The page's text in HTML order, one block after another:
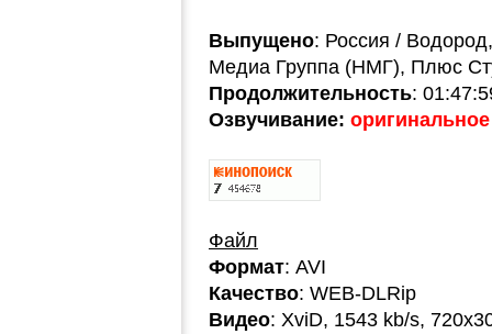
Выпущено: Россия /
Медиа Группа (НМГ), Плюс
Продолжительность:
Озвучивание:
Файл
Формат: AVI
Качество: WEB-DLRip
Видео: XviD, 1543 kb/s,